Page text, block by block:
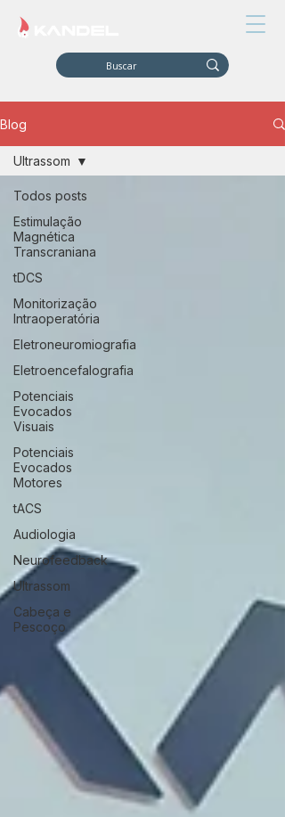
Blog
Todos posts
Estimulação
Magnética
Transcraniana
tDCS
Monitorização
Intraoperatória
Eletroneuromiografia
Eletroencefalografia
Potenciais
Evocados
Visuais
Potenciais
Evocados
Motores
tACS
Audiologia
Neurofeedback
Ultrassom
Cabeça e
Pescoço
Ultrassom